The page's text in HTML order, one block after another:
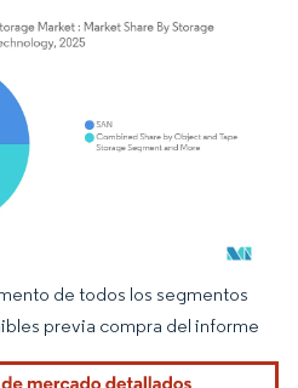
requiere atribución según CC BY 4.0.
de todos los segmentos
previa compra del informe